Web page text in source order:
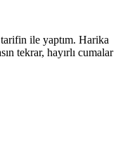
ile yaptım. Harika
tekrar, hayırlı cumalar